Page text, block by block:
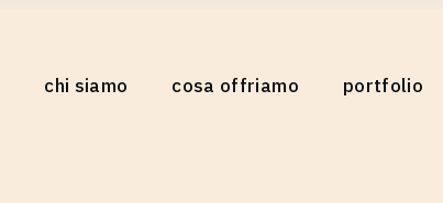
chi siamo cosa offriamo portfolio
Come lavoriamo